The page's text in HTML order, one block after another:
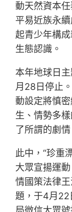
動天然資本
平易近族永
起青少年構
生態認識。
本年地球日
月28日停止
動設定將慎
生、情勢多
了所謂的劇
此中，“珍重
大眾宣揚運
情國策法律
題，于4月22